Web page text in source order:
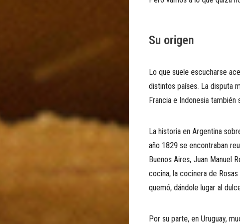
Su origen
Lo que suele escucharse
distintos países. La disputa
Francia e Indonesia también
La historia en Argentina
año 1829 se encontraban
Buenos Aires, Juan Manuel
cocina, la cocinera de
quemó, dándole lugar al
Por su parte, en Uruguay,